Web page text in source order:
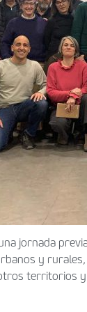
jornada
y
territorios y